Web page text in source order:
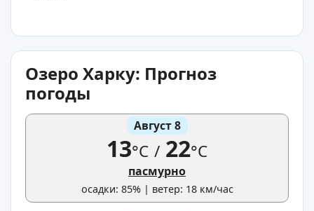
Озеро Харку: Прогноз
погоды
Август 8
13°C / 22°C
пасмурно
осадки: 85% | ветер: 18 км/час